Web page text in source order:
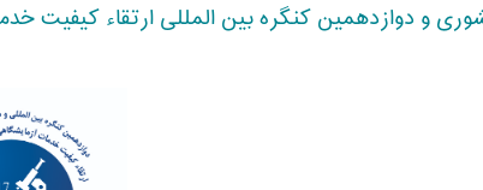
و دوازدهمین کنگره بین المللی ارتقاء کیفیت